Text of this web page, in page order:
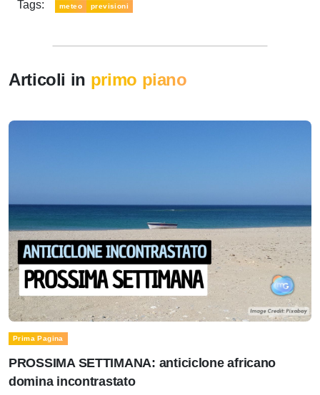
Tags: meteo previsioni
Articoli in primo piano
Prima Pagina
PROSSIMA SETTIMANA: anticiclone africano
domina incontrastato